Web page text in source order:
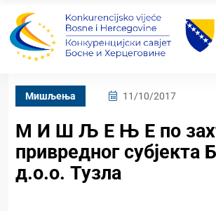
Mишљења 11/10/2017
М И Ш Љ Е Њ Е по
привредног субјекта
д.о.о. Тузла